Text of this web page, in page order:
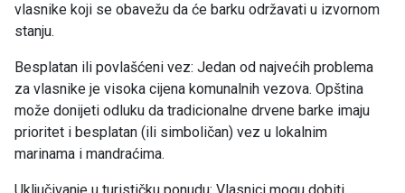
vlasnike koji se obavežu da će barku održavati u izvornom
stanju.
Besplatan ili povlašćeni vez: Jedan od najvećih problema
za vlasnike je visoka cijena komunalnih vezova. Opština
može donijeti odluku da tradicionalne drvene barke imaju
prioritet i besplatan (ili simboličan) vez u lokalnim
marinama i mandraćima.